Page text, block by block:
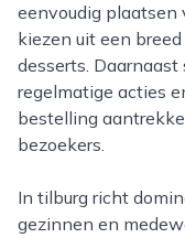
eenvoudig plaatsen
kiezen uit een
desserts.
regelmatige acties
bestelling
bezoekers.
In tilburg richt domino's zich zowel op studenten als
gezinnen en